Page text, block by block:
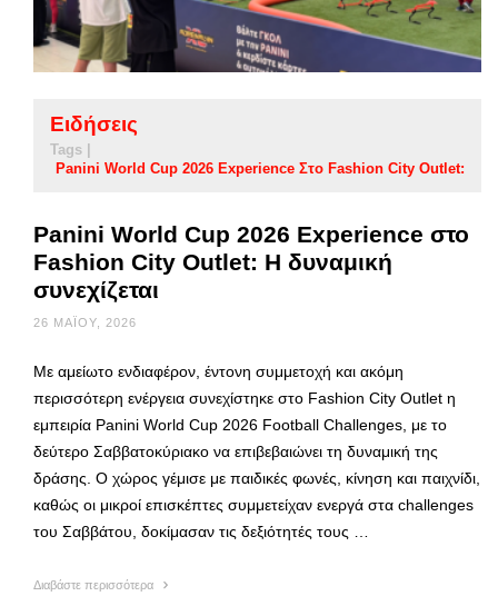
Ειδήσεις
Tags |
Panini World Cup 2026 Experience Στο Fashion City Outlet:
Panini World Cup 2026 Experience στο
Fashion City Outlet: Η δυναμική
συνεχίζεται
26 ΜΑΪ́ΟΥ, 2026
Με αμείωτο ενδιαφέρον, έντονη συμμετοχή και ακόμη
περισσότερη ενέργεια συνεχίστηκε στο Fashion City Outlet η
εμπειρία Panini World Cup 2026 Football Challenges, με το
δεύτερο Σαββατοκύριακο να επιβεβαιώνει τη δυναμική της
δράσης. Ο χώρος γέμισε με παιδικές φωνές, κίνηση και παιχνίδι,
καθώς οι μικροί επισκέπτες συμμετείχαν ενεργά στα challenges
του Σαββάτου, δοκίμασαν τις δεξιότητές τους …
Διαβάστε περισσότερα